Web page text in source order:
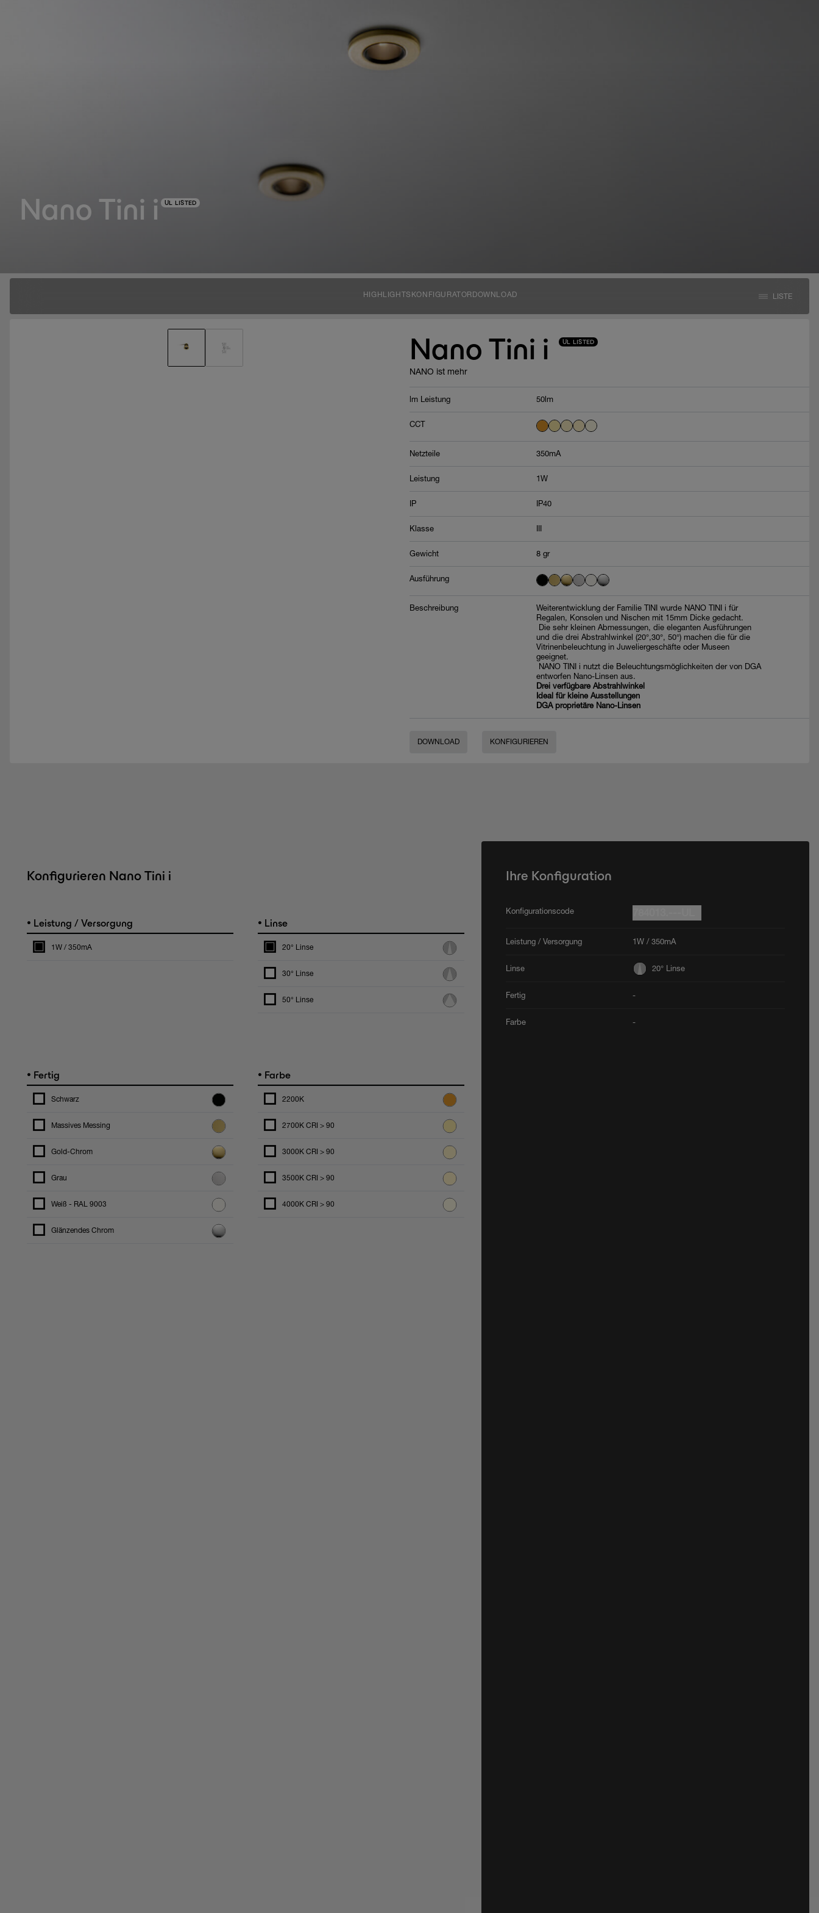
Nano Tini i UL LISTED
HIGHLIGHTS KONFIGURATOR DOWNLOAD LISTE
Nano Tini i UL LISTED
NANO ist mehr
lm Leistung 50lm
CCT
Netzteile 350mA
Leistung 1W
IP IP40
Klasse
Gewicht 8 gr
Ausführung
Beschreibung
Weiterentwicklung der Familie TINI wurde NANO TINI i für
Regalen, Konsolen und Nischen mit 15mm Dicke gedacht.
Die sehr kleinen Abmessungen, die eleganten Ausführungen
und die drei Abstrahlwinkel (20°,30°, 50°) machen die für die
Vitrinenbeleuchtung in Juweliergeschäfte oder Museen
geeignet.
NANO TINI i nutzt die Beleuchtungsmöglichkeiten der von DGA
entworfen Nano-Linsen aus.
Drei verfügbare Abstrahlwinkel
Ideal für kleine Ausstellungen
DGA proprietäre Nano-Linsen
DOWNLOAD KONFIGURIEREN
Konfigurieren Nano Tini i
• Leistung / Versorgung
1W / 350mA
• Linse
20° Linse
30° Linse
50° Linse
• Fertig
Schwarz
Massives Messing
Gold-Chrom
Grau
Weiß - RAL 9003
Glänzendes Chrom
• Farbe
2200K
2700K CRI > 90
3000K CRI > 90
3500K CRI > 90
4000K CRI > 90
Ihre Konfiguration
Konfigurationscode
Leistung / Versorgung 1W / 350mA
Linse 20° Linse
Fertig -
Farbe -